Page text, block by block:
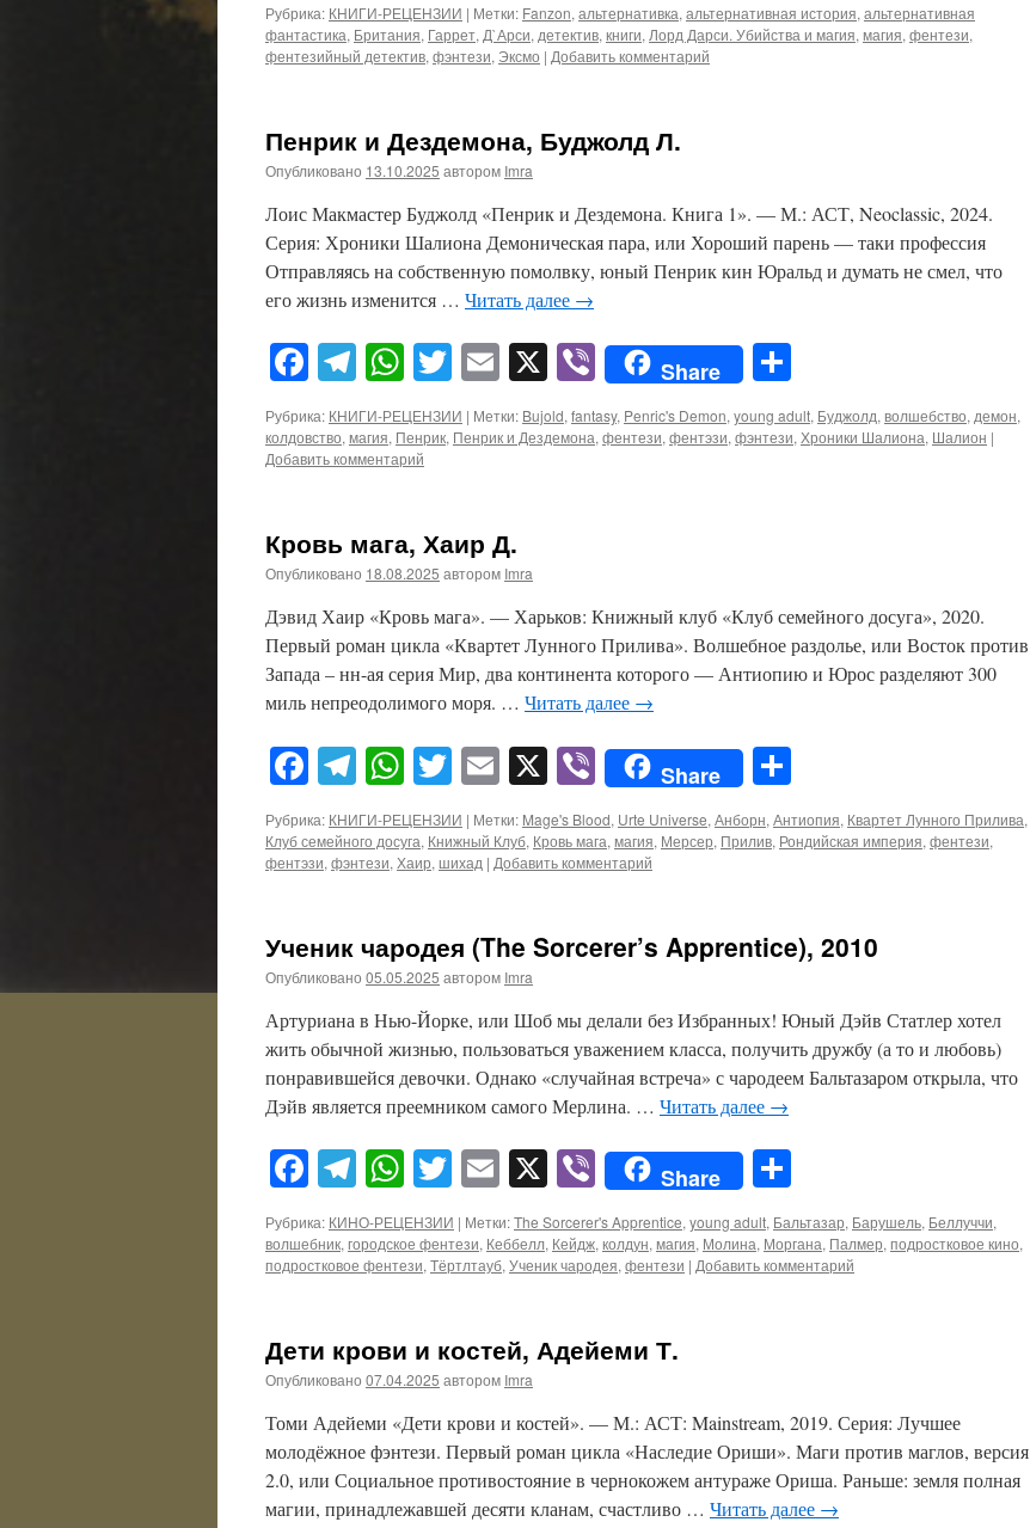
Рубрика: КНИГИ-РЕЦЕНЗИИ | Метки: Fanzon, альтернативка, альтернативная история, альтернативная
фантастика, Британия, Гаррет, Д`Арси, детектив, книги, Лорд Дарси. Убийства и магия, магия, фентези,
фентезийный детектив, фэнтези, Эксмо | Добавить комментарий
Пенрик и Дездемона, Буджолд Л.
Опубликовано 13.10.2025 автором Imra
Лоис Макмастер Буджолд «Пенрик и Дездемона. Книга 1». — М.: АСТ, Neoclassic, 2024.
Серия: Хроники Шалиона Демоническая пара, или Хороший парень — таки профессия
Отправляясь на собственную помолвку, юный Пенрик кин Юральд и думать не смел, что
его жизнь изменится … Читать далее →
Facebook
Telegram
WhatsApp
Twitter
Email
X ViberShare
Рубрика: КНИГИ-РЕЦЕНЗИИ | Метки: Bujold, fantasy, Penric's Demon, young adult, Буджолд, волшебство, демон,
колдовство, магия, Пенрик, Пенрик и Дездемона, фентези, фентэзи, фэнтези, Хроники Шалиона, Шалион |
Добавить комментарий
Кровь мага, Хаир Д.
Опубликовано 18.08.2025 автором Imra
Дэвид Хаир «Кровь мага». — Харьков: Книжный клуб «Клуб семейного досуга», 2020.
Первый роман цикла «Квартет Лунного Прилива». Волшебное раздолье, или Восток против
Запада – нн-ая серия Мир, два континента которого — Антиопию и Юрос разделяют 300
миль непреодолимого моря. … Читать далее →
Facebook
Telegram
WhatsApp
Twitter
Email
X ViberShare
Рубрика: КНИГИ-РЕЦЕНЗИИ | Метки: Mage's Blood, Urte Universe, Анборн, Антиопия, Квартет Лунного Прилива,
Клуб семейного досуга, Книжный Клуб, Кровь мага, магия, Мерсер, Прилив, Рондийская империя, фентези,
фентэзи, фэнтези, Хаир, шихад | Добавить комментарий
Ученик чародея (The Sorcerer’s Apprentice), 2010
Опубликовано 05.05.2025 автором Imra
Артуриана в Нью-Йорке, или Шоб мы делали без Избранных! Юный Дэйв Статлер хотел
жить обычной жизнью, пользоваться уважением класса, получить дружбу (а то и любовь)
понравившейся девочки. Однако «случайная встреча» с чародеем Бальтазаром открыла, что
Дэйв является преемником самого Мерлина. … Читать далее →
Facebook
Telegram
WhatsApp
Twitter
Email
X ViberShare
Рубрика: КИНО-РЕЦЕНЗИИ | Метки:The Sorcerer's Apprentice, young adult, Бальтазар, Барушель, Беллуччи,
волшебник, городское фентези, Кеббелл, Кейдж, колдун, магия, Молина, Моргана, Палмер, подростковое кино,
подростковое фентези, Тёртлтауб, Ученик чародея, фентези | Добавить комментарий
Дети крови и костей, Адейеми Т.
Опубликовано 07.04.2025 автором Imra
Томи Адейеми «Дети крови и костей». — М.: АСТ: Mainstream, 2019. Серия: Лучшее
молодёжное фэнтези. Первый роман цикла «Наследие Ориши». Маги против маглов, версия
2.0, или Социальное противостояние в чернокожем антураже Ориша. Раньше: земля полная
магии, принадлежавшей десяти кланам, счастливо … Читать далее →